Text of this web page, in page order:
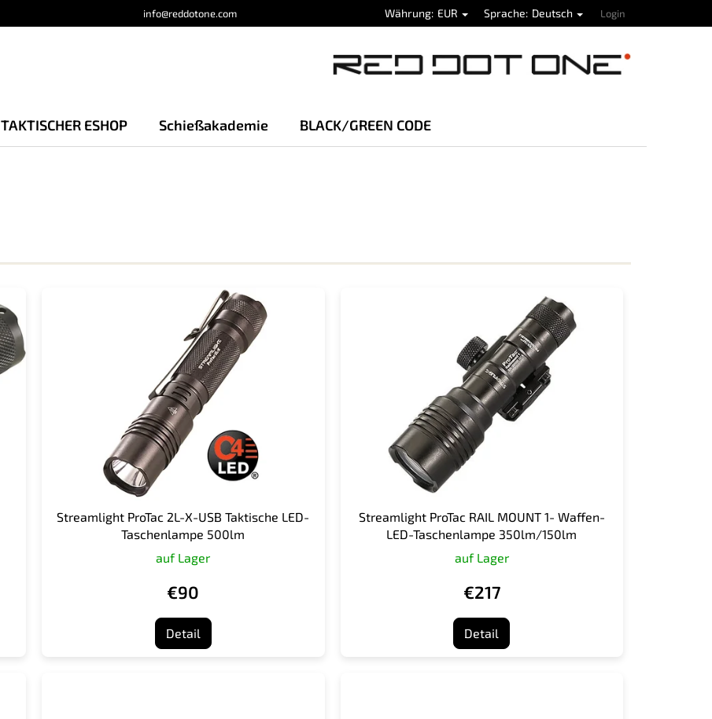
info@reddotone.com Währung EUR Sprache Deutsch Login
TAKTISCHER ESHOP Schießakademie BLACK/GREEN CODE
Streamlight ProTac 2L-X-USB Taktische LED-
Taschenlampe 500lm
auf Lager
€90
Detail
Streamlight ProTac RAIL MOUNT 1- Waffen-
LED-Taschenlampe 350lm/150lm
auf Lager
€217
Detail